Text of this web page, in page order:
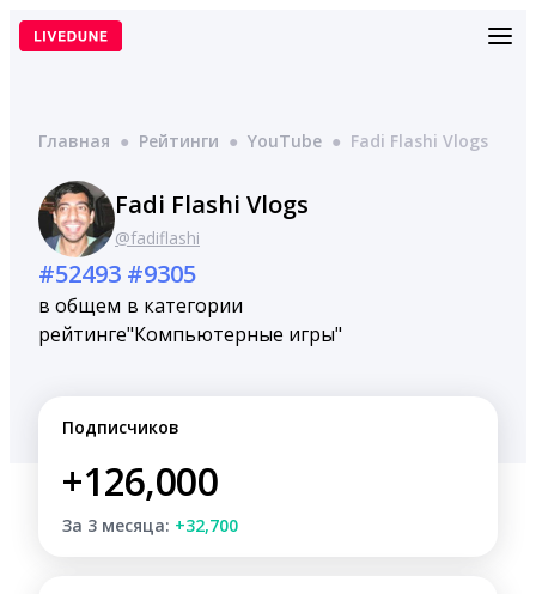
Перейти
Главная ● Рейтинги ● YouTube ● Fadi Flashi Vlogs
Fadi Flashi Vlogs
@fadiflashi
#52493
в общем
рейтинге
#9305
в категории
"Компьютерные игры"
Подписчиков
+126,000
За 3 месяца: +32,700